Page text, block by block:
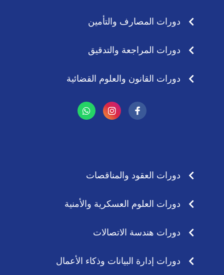
دورات المصارف والتأمين
دورات المراجعة والتدقيق
دورات القانون والعلوم القضائية
I
n
s
a
m
W
h
a
دورات العقود والمناقصات
دورات العلوم العسكرية والأمنية
دورات هندسة الاتصالات
دورات إدارة البيانات وذكاء الأعمال